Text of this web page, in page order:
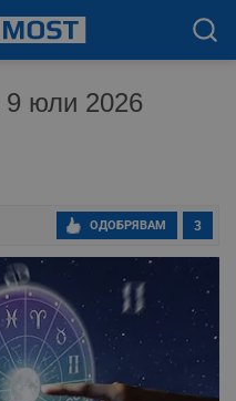
9 юли 2026
3
ОДОБРЯВАМ